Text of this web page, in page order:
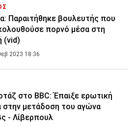
Παραιτήθηκε βουλευτής που
πορνό μέσα στη
(vid)
2023 18:36
στο BBC: Έπαιξε ερωτική
στην μετάδοση του αγώνα
- Λίβερπουλ